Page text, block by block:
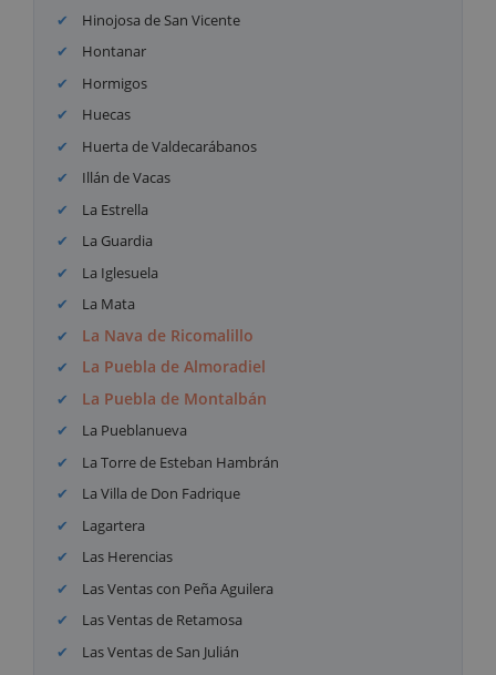
Hinojosa de San Vicente
Hontanar
Hormigos
Huecas
Huerta de Valdecarábanos
Illán de Vacas
La Estrella
La Guardia
La Iglesuela
La Mata
La Nava de Ricomalillo
La Puebla de Almoradiel
La Puebla de Montalbán
La Pueblanueva
La Torre de Esteban Hambrán
La Villa de Don Fadrique
Lagartera
Las Herencias
Las Ventas con Peña Aguilera
Las Ventas de Retamosa
Las Ventas de San Julián